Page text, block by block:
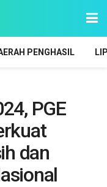
PENGHASIL
PGE
dan